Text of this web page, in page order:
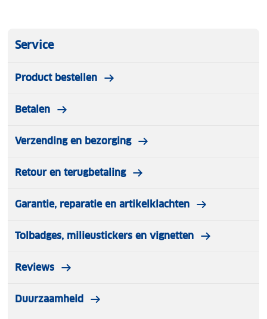
Service
Product bestellen
Betalen
Verzending en bezorging
Retour en terugbetaling
Garantie, reparatie en artikelklachten
Tolbadges, milieustickers en vignetten
Reviews
Duurzaamheid